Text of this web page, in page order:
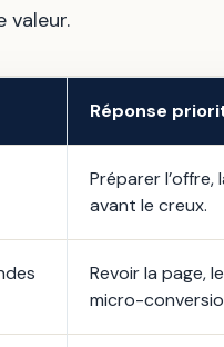
valeur.
Réponse
Préparer
avant le creux.
Revoir la page,
micro-